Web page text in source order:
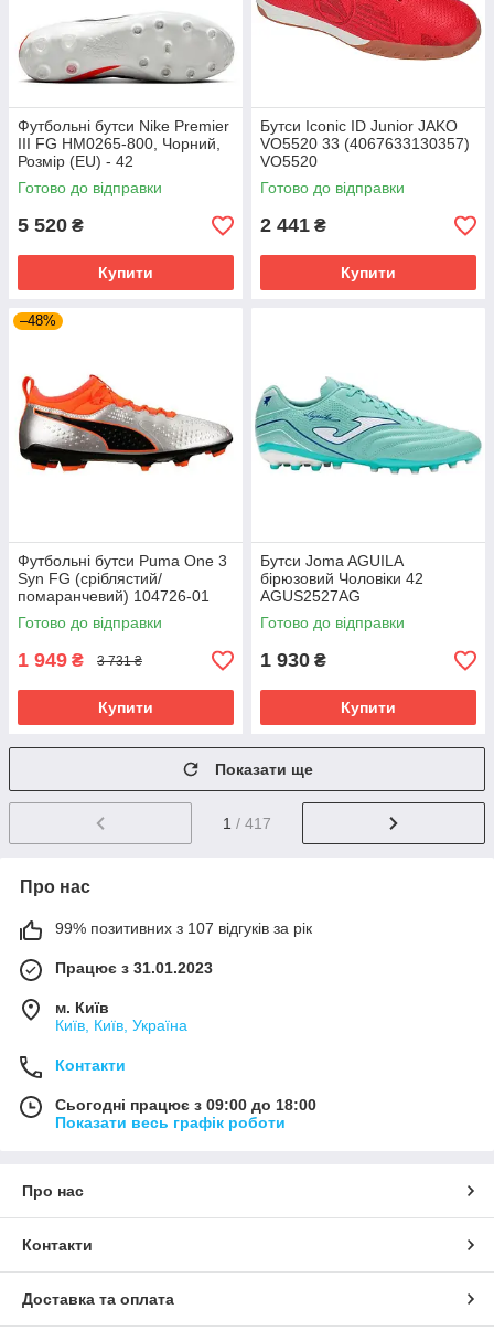
Футбольні бутси Nike Premier
III FG HM0265-800, Чорний,
Розмір (EU) - 42
Готово до відправки
5 520 ₴
Купити
Бутси Iconic ID Junior JAKO
VO5520 33 (4067633130357)
VO5520
Готово до відправки
2 441 ₴
Купити
–48%
Футбольні бутси Puma One 3
Syn FG (сріблястий/
помаранчевий) 104726-01
Розмір EU: 46
Готово до відправки
1 949 ₴ 3 731 ₴
Купити
Бутси Joma AGUILA
бірюзовий Чоловіки 42
AGUS2527AG
Готово до відправки
1 930 ₴
Купити
Показати ще
1 / 417
Про нас
99% позитивних з 107 відгуків за рік
Працює з 31.01.2023
м. Київ
Київ, Київ, Україна
Контакти
Сьогодні працює з 09:00 до 18:00
Показати весь графік роботи
Про нас
Контакти
Доставка та оплата